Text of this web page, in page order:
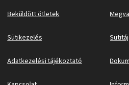
Beküldött ötletek
Sütikezelés
Adatkezelési tájékoztató